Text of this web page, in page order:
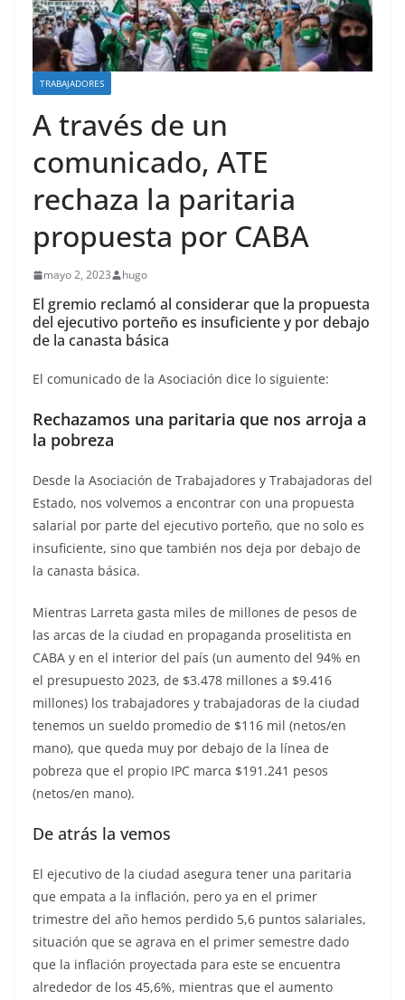
TRABAJADORES
A través de un
comunicado, ATE
rechaza la paritaria
propuesta por CABA
mayo 2, 2023 hugo
El gremio reclamó al considerar que la propuesta
del ejecutivo porteño es insuficiente y por debajo
de la canasta básica
El comunicado de la Asociación dice lo siguiente:
Rechazamos una paritaria que nos arroja a
la pobreza
Desde la Asociación de Trabajadores y Trabajadoras del
Estado, nos volvemos a encontrar con una propuesta
salarial por parte del ejecutivo porteño, que no solo es
insuficiente, sino que también nos deja por debajo de
la canasta básica.
Mientras Larreta gasta miles de millones de pesos de
las arcas de la ciudad en propaganda proselitista en
CABA y en el interior del país (un aumento del 94% en
el presupuesto 2023, de $3.478 millones a $9.416
millones) los trabajadores y trabajadoras de la ciudad
tenemos un sueldo promedio de $116 mil (netos/en
mano), que queda muy por debajo de la línea de
pobreza que el propio IPC marca $191.241 pesos
(netos/en mano).
De atrás la vemos
El ejecutivo de la ciudad asegura tener una paritaria
que empata a la inflación, pero ya en el primer
trimestre del año hemos perdido 5,6 puntos salariales,
situación que se agrava en el primer semestre dado
que la inflación proyectada para este se encuentra
alrededor de los 45,6%, mientras que el aumento